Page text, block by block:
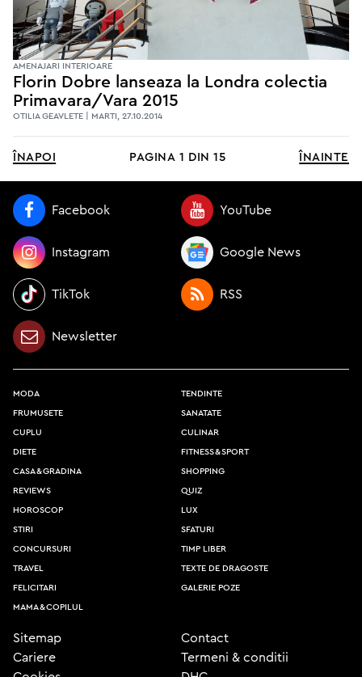
AMENAJARI INTERIOARE
Florin Dobre lanseaza la Londra colectia
Primavara/Vara 2015
OTILIA GEAVLETE | MARTI, 27.10.2014
înapoi pagina 1 din15 înainte
Facebook YouTube
Instagram Google News
TikTok RSS
Newsletter
moda
tendinte
frumusete
sanatate
cuplu
culinar
diete
fitness & sport
casa & gradina
shopping
reviews
quiz
horoscop
lux
stiri
sfaturi
concursuri
timp liber
travel
texte de dragoste
felicitari
galerie poze
mama & copilul
Sitemap
Contact
Cariere
Termeni & conditii